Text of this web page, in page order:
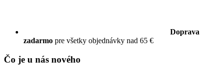
Doprava
zadarmo pre všetky objednávky nad 65 €
Čo je u nás nového